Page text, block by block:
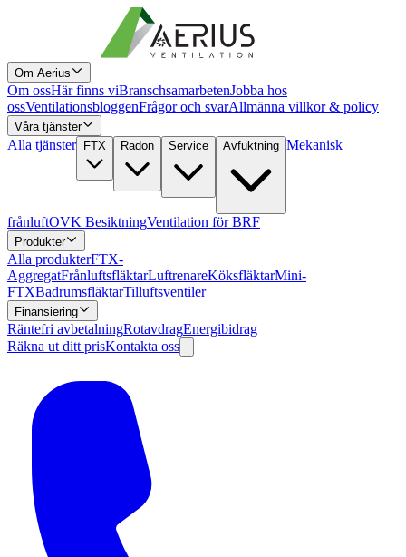
Om Aerius
Om ossHär finns viBranschsamarbetenJobba hos
ossVentilationsbloggenFrågor och svarAllmänna villkor & policy
Våra tjänster
Alla tjänster FTX Radon Service Avfuktning Mekanisk
frånluftOVK BesiktningVentilation för BRF
Produkter
Alla produkterFTX-
AggregatFrånluftsfläktarLuftrenareKöksfläktarMini-
FTXBadrumsfläktarTilluftsventiler
Finansiering
Räntefri avbetalningRotavdragEnergibidrag
Räkna ut ditt prisKontakta oss